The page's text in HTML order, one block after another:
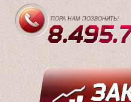
ПОРА НАМ ПОЗВОНИТЬ!